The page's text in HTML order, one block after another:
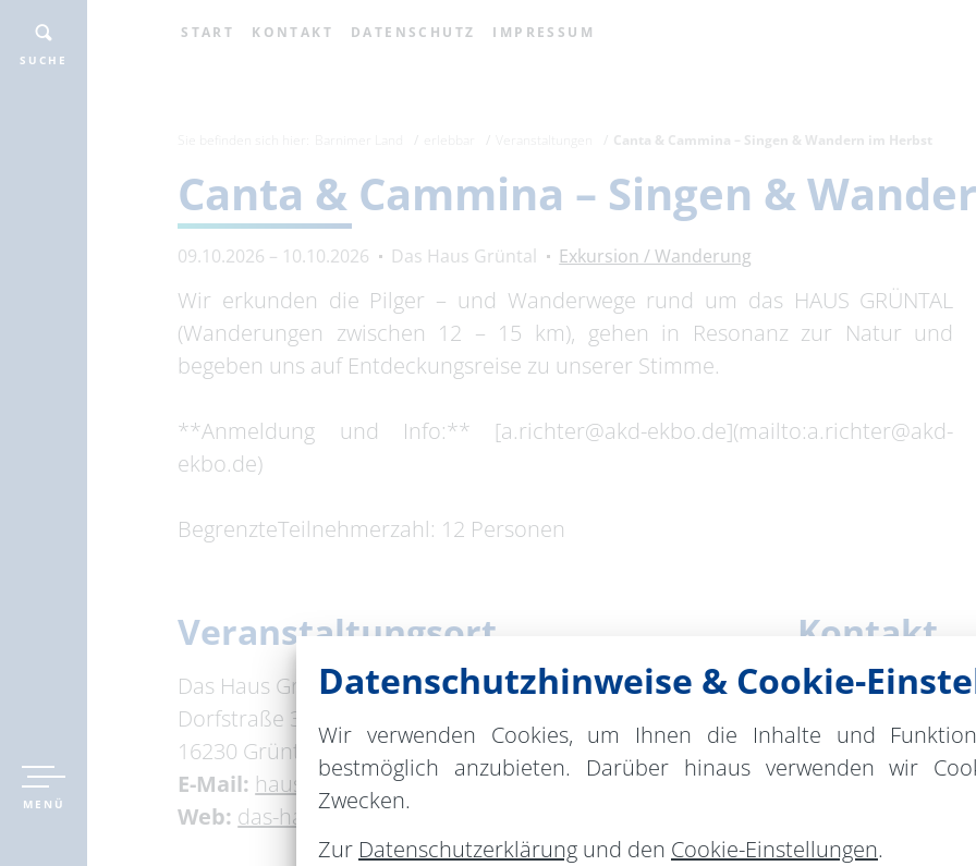
START KONTAKT DATENSCHUTZ IMPRESSUM
MENÜ
SUCHE
Canta & Cammina – Singen & Wandern im Herbst
Canta & Cammina – Singen &
09.10.2026 – 10.10.2026 Das Haus Grüntal Exkursion / Wanderung
Wir erkunden die Pilger – und Wanderwege rund um das HAUS GRÜNTAL
(Wanderungen zwischen 12 – 15 km), gehen in Resonanz zur Natur und
begeben uns auf Entdeckungsreise zu unserer Stimme.
**Anmeldung und Info:** [a.richter@akd-ekbo.de](mailto:a.richter@akd-
ekbo.de)
BegrenzteTeilnehmerzahl: 12 Personen
Veranstaltungsort
Das Haus Grüntal
Dorfstraße 39
16230 Grüntal
E-Mail: haus_gruental@posteo.de
Web: das-haus-gruental.de
Kontakt
Das Haus Grüntal
16230 Grüntal
Telefon: +49
Web:das-haus-
Datenschutzhinweise & Cookie-
Wir verwenden Cookies, um Ihnen die Inhalte und
bestmöglich anzubieten. Darüber hinaus verwenden wir
Zwecken.
Zur Datenschutzerklärung und den Cookie-Einstellungen.